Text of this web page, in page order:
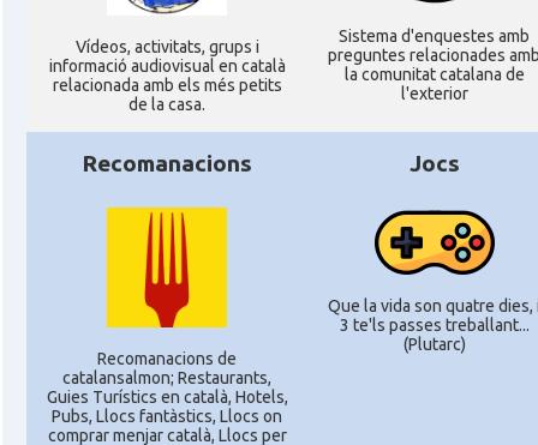
Ví­deos, activitats, grups i
informació audiovisual en català
relacionada amb els més petits
de la casa.
Sistema d'enquestes amb
preguntes relacionades
la comunitat catalana de
l'exterior
Recomanacions
Recomanacions de
catalansalmon; Restaurants,
Guies Turístics en català, Hotels,
Pubs, Llocs fantàstics, Llocs on
comprar menjar català, Llocs per
Jocs
Que la vida son quatre dies,
3 te'ls passes treballant...
(Plutarc)